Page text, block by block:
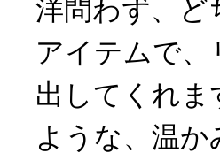
洋問わず、
アイテムで
出してくれ
ような、温